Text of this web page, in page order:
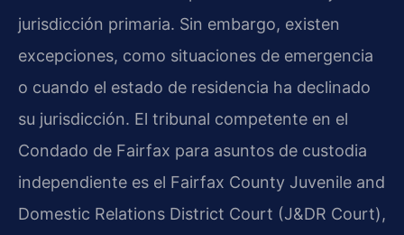
jurisdicción primaria. Sin embargo, existen
excepciones, como situaciones de emergencia
o cuando el estado de residencia ha declinado
su jurisdicción. El tribunal competente en el
Condado de Fairfax para asuntos de custodia
independiente es el Fairfax County Juvenile and
Domestic Relations District Court (J&DR Court),